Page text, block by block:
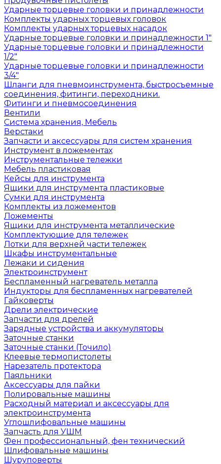
Ударные торцевые головки и принадлежности
Комплекты ударных торцевых головок
Комплекты ударных торцевых насадок
Ударные торцевые головки и принадлежности 1"
Ударные торцевые головки и принадлежности
1/2"
Ударные торцевые головки и принадлежности
3/4"
Шланги для пневмоинструмента, быстросъемные
соединения, фитинги, переходники.
Фитинги и пневмосоединения
Вентили
Система хранения, Мебель
Верстаки
Запчасти и аксессуары для систем хранения
Инструмент в ложементах
Инструментальные тележки
Мебель пластиковая
Кейсы для инструмента
Ящики для инструмента пластиковые
Сумки для инструмента
Комплекты из ложементов
Ложементы
Ящики для инструмента металлические
Комплектующие для тележек
Лотки для верхней части тележек
Шкафы инструментальные
Лежаки и сидения
Электроинструмент
Беспламенный нагреватель металла
Индукторы для беспламенных нагревателей
Гайковерты
Дрели электрические
Запчасти для дрелей
Зарядные устройства и аккумуляторы
Заточные станки
Заточные станки (Точило)
Клеевые термопистолеты
Нарезатель протектора
Паяльники
Аксессуары для пайки
Полировальные машины
Расходный материал и аксессуары для
электроинструмента
Углошлифовальные машины
Запчасть для УШМ
Фен профессиональный, фен технический
Шлифовальные машины
Шуруповерты